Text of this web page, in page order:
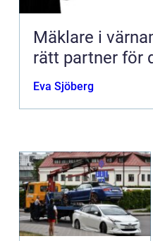
Mäklare i värnamo så
rätt partner för
Eva Sjöberg